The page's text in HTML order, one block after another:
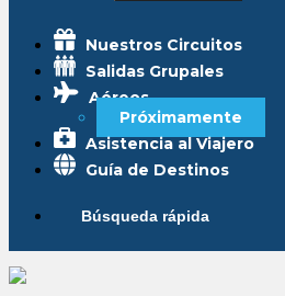
Nuestros Circuitos
Salidas Grupales
Aéreos
Próximamente
Asistencia al Viajero
Guía de Destinos
Búsqueda rápida